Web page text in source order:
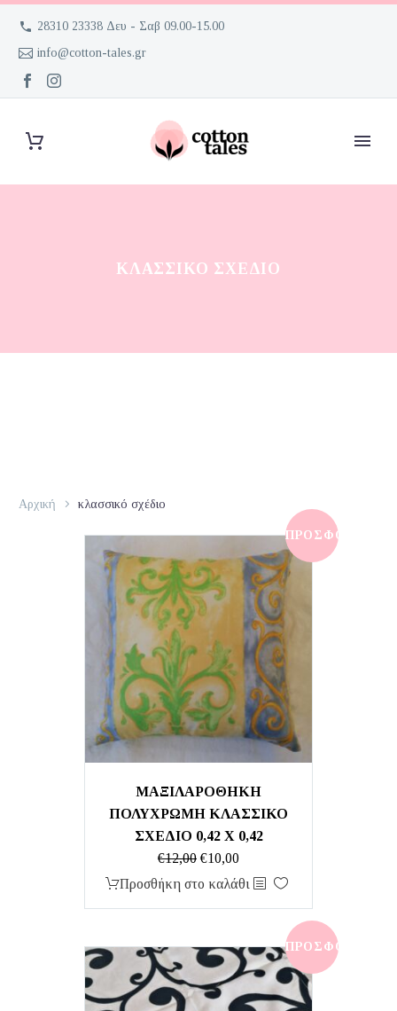
28310 23338 Δευ - Σαβ 09.00-15.00
info@cotton-tales.gr
ΚΛΑΣΣΙΚΌ ΣΧΈΔΙΟ
Αρχική κλασσικό σχέδιο
ΠΡΟΣΦΟΡΆ!
ΜΑΞΙΛΑΡΟΘΗΚΗ
ΠΟΛΥΧΡΩΜΗ ΚΛΑΣΣΙΚΟ
ΣΧΕΔΙΟ 0,42 Χ 0,42
€12,00 Original
price
€10,00Η
τρέχουσα
€10,00.
Προσθήκη στο καλάθι
ΠΡΟΣΦΟΡΆ!